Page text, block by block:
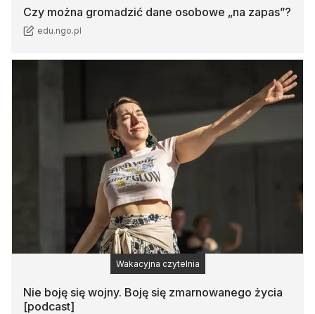
Czy można gromadzić dane osobowe „na zapas”?
edu.ngo.pl
Nie boję się wojny. Boję się zmarnowanego życia
[podcast]
Wakacyjna czytelnia